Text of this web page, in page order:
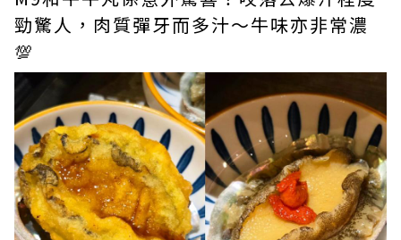
勁驚人，肉質彈牙而多汁～牛味亦非常濃
💯